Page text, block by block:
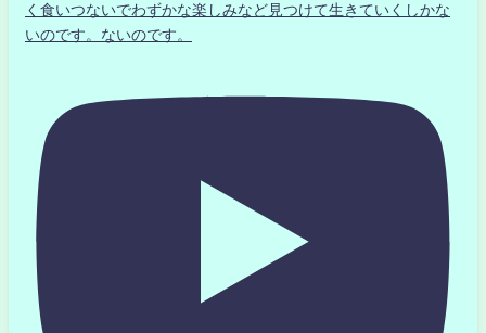
く食いつないでわずかな楽しみなど見つけて生きていくしかな
いのです。ないのです。